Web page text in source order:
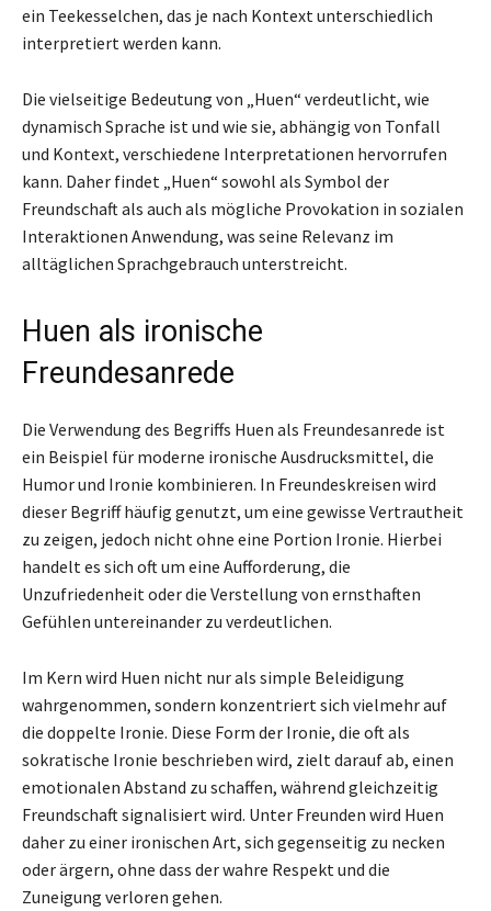
ein Teekesselchen, das je nach Kontext unterschiedlich
interpretiert werden kann.
Die vielseitige Bedeutung von „Huen“ verdeutlicht, wie
dynamisch Sprache ist und wie sie, abhängig von Tonfall
und Kontext, verschiedene Interpretationen hervorrufen
kann. Daher findet „Huen“ sowohl als Symbol der
Freundschaft als auch als mögliche Provokation in sozialen
Interaktionen Anwendung, was seine Relevanz im
alltäglichen Sprachgebrauch unterstreicht.
Huen als ironische
Freundesanrede
Die Verwendung des Begriffs Huen als Freundesanrede ist
ein Beispiel für moderne ironische Ausdrucksmittel, die
Humor und Ironie kombinieren. In Freundeskreisen wird
dieser Begriff häufig genutzt, um eine gewisse Vertrautheit
zu zeigen, jedoch nicht ohne eine Portion Ironie. Hierbei
handelt es sich oft um eine Aufforderung, die
Unzufriedenheit oder die Verstellung von ernsthaften
Gefühlen untereinander zu verdeutlichen.
Im Kern wird Huen nicht nur als simple Beleidigung
wahrgenommen, sondern konzentriert sich vielmehr auf
die doppelte Ironie. Diese Form der Ironie, die oft als
sokratische Ironie beschrieben wird, zielt darauf ab, einen
emotionalen Abstand zu schaffen, während gleichzeitig
Freundschaft signalisiert wird. Unter Freunden wird Huen
daher zu einer ironischen Art, sich gegenseitig zu necken
oder ärgern, ohne dass der wahre Respekt und die
Zuneigung verloren gehen.